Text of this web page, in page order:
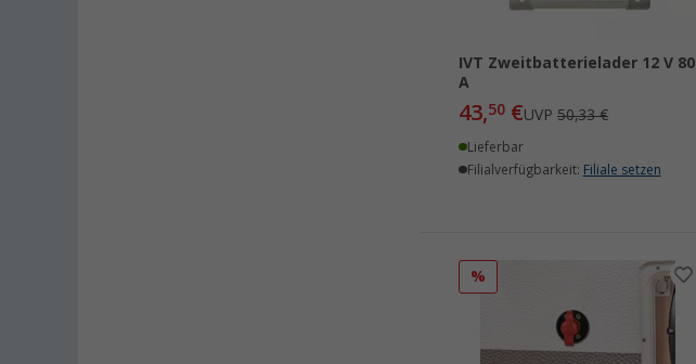
IVT Zweitbatterielader 12 V 80
A
43,50 €UVP50,33 €
Lieferbar
Filialverfügbarkeit: Filiale setzen
%